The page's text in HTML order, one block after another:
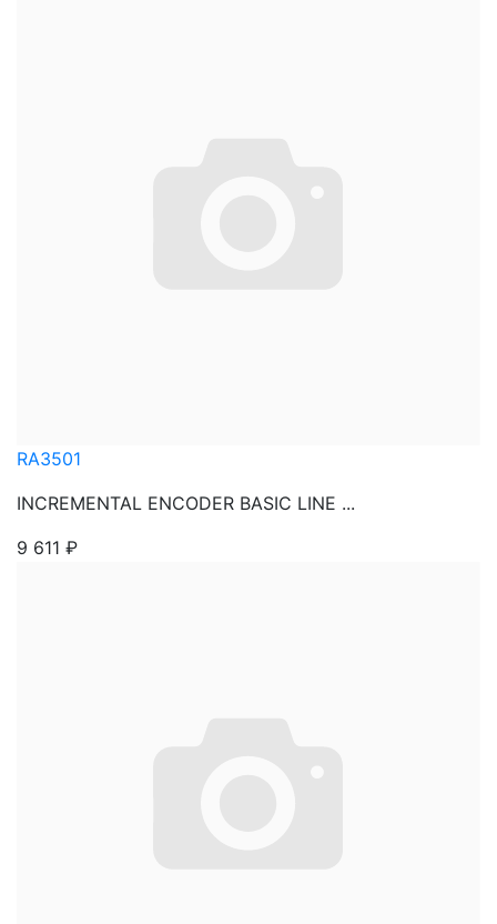
RA3501
INCREMENTAL ENCODER BASIC LINE ...
9 611 ₽